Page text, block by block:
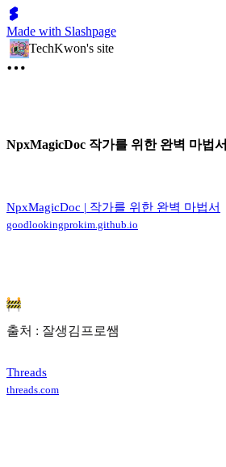
Made with Slashpage
TechKwon's site
NpxMagicDoc 작가를 위한 완벽 마법서
NpxMagicDoc | 작가를 위한 완벽 마법서
goodlookingprokim.github.io
출처 : 잘생김프로쌤
Threads
threads.com